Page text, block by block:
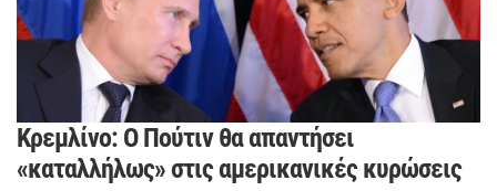
Κρεμλίνο: Ο Πούτιν θα απαντήσει
«καταλλήλως» στις αμερικανικές κυρώσεις